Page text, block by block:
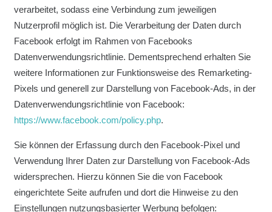
verarbeitet, sodass eine Verbindung zum jeweiligen
Nutzerprofil möglich ist. Die Verarbeitung der Daten durch
Facebook erfolgt im Rahmen von Facebooks
Datenverwendungsrichtlinie. Dementsprechend erhalten Sie
weitere Informationen zur Funktionsweise des Remarketing-
Pixels und generell zur Darstellung von Facebook-Ads, in der
Datenverwendungsrichtlinie von Facebook:
https://www.facebook.com/policy.php.
Sie können der Erfassung durch den Facebook-Pixel und
Verwendung Ihrer Daten zur Darstellung von Facebook-Ads
widersprechen. Hierzu können Sie die von Facebook
eingerichtete Seite aufrufen und dort die Hinweise zu den
Einstellungen nutzungsbasierter Werbung befolgen: